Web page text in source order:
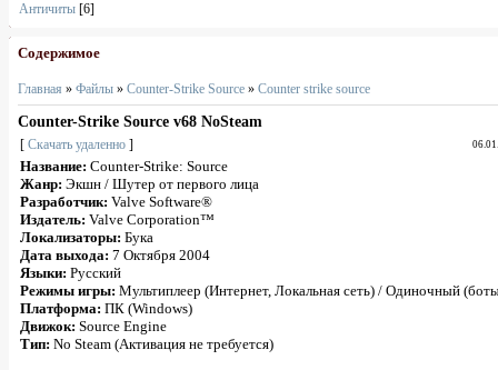
Античиты [6]
Содержимое
Главная » Файлы » Counter-Strike Source » Counter strike source
Counter-Strike Source v68 NoSteam
[ Скачать удаленно ]
Название: Counter-Strike: Source
Жанр: Экшн / Шутер от первого лица
Разработчик: Valve Software®
Издатель: Valve Corporation™
Локализаторы: Бука
Дата выхода: 7 Октября 2004
Языки: Русский
Режимы игры: Мультиплеер (Интернет, Локальная сеть) / Одиночный
Платформа: ПК (Windows)
Движок: Source Engine
Тип: No Steam (Активация не требуется)